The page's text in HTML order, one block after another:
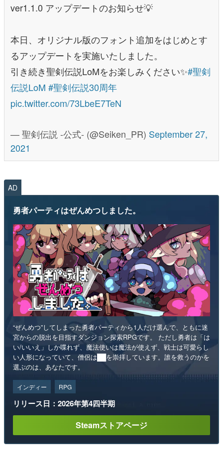
ver1.1.0 アップデートのお知らせ💡
本日、オリジナル版のフォント追加をはじめとす
るアップデートを実施いたしました。
引き続き聖剣伝説LoMをお楽しみください✨#聖剣
伝説LoM #聖剣伝説30周年
pic.twitter.com/73LbeE7TeN
— 聖剣伝説 -公式- (@Seiken_PR) September 27,
2021
AD
勇者パーティはぜんめつしました。
“ぜんめつ”してしまった勇者パーティから1人だけ選んで、ともに迷
宮からの脱出を目指すダンジョン探索RPGです。 ただし勇者は「は
い/いいえ」しか喋れず、魔法使いは魔法が使えず、戦士は可愛らし
い人形になっていて、僧侶は██を崇拝しています。誰を救うのかを
選ぶのは、あなたです。
インディー RPG
リリース日：2026年第4四半期
Steamストアページ